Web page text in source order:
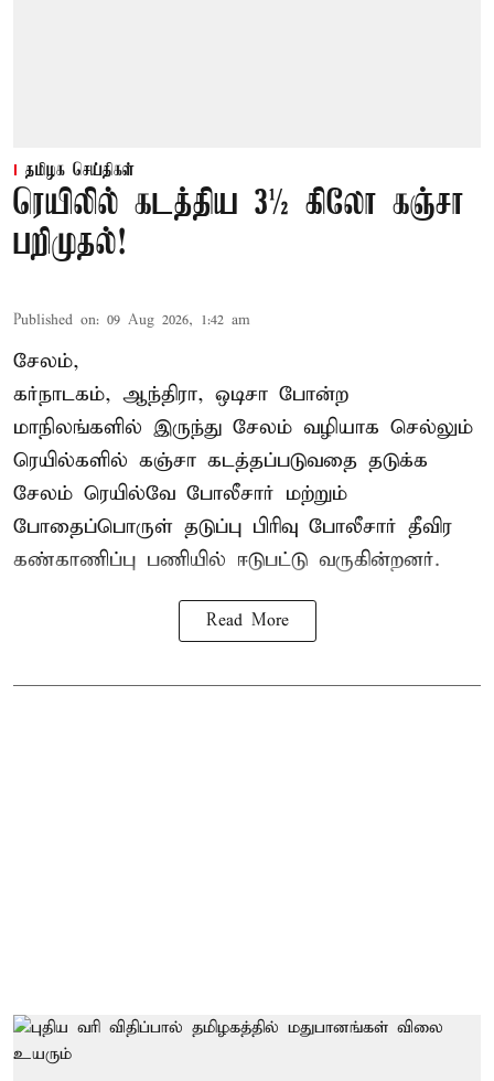
தமிழக செய்திகள்
ரெயிலில் கடத்திய 3½ கிலோ கஞ்சா
பறிமுதல்!
Published on: 09 Aug 2026, 1:42 am
சேலம்,
கர்நாடகம், ஆந்திரா, ஒடிசா போன்ற
மாநிலங்களில் இருந்து சேலம் வழியாக செல்லும்
ரெயில்களில் கஞ்சா கடத்தப்படுவதை தடுக்க
சேலம் ரெயில்வே போலீசார் மற்றும்
போதைப்பொருள் தடுப்பு பிரிவு போலீசார் தீவிர
கண்காணிப்பு பணியில் ஈடுபட்டு வருகின்றனர்.
Read More